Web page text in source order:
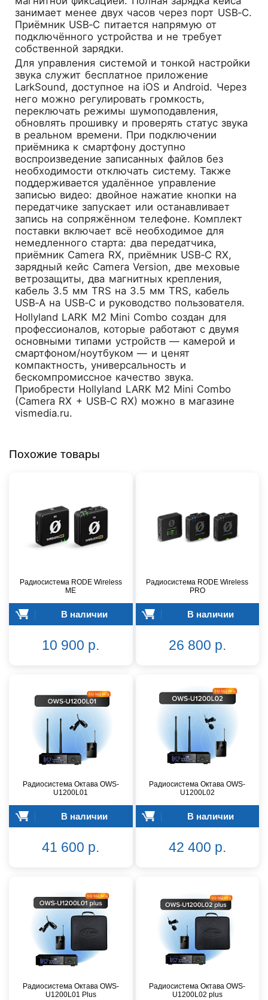
занимает менее двух часов через порт USB‑C.
Приёмник USB‑C питается напрямую от
подключённого устройства и не требует
собственной зарядки.
Для управления системой и тонкой настройки
звука служит бесплатное приложение
LarkSound, доступное на iOS и Android. Через
него можно регулировать громкость,
переключать режимы шумоподавления,
обновлять прошивку и проверять статус звука
в реальном времени. При подключении
приёмника к смартфону доступно
воспроизведение записанных файлов без
необходимости отключать систему. Также
поддерживается удалённое управление
записью видео: двойное нажатие кнопки на
передатчике запускает или останавливает
запись на сопряжённом телефоне. Комплект
поставки включает всё необходимое для
немедленного старта: два передатчика,
приёмник Camera RX, приёмник USB‑C RX,
зарядный кейс Camera Version, две меховые
ветрозащиты, два магнитных крепления,
кабель 3.5 мм TRS на 3.5 мм TRS, кабель
USB‑A на USB‑C и руководство пользователя.
Hollyland LARK M2 Mini Combo создан для
профессионалов, которые работают с двумя
основными типами устройств — камерой и
смартфоном/ноутбуком — и ценят
компактность, универсальность и
бескомпромиссное качество звука.
Приобрести Hollyland LARK M2 Mini Combo
(Camera RX + USB‑C RX) можно в магазине
vismedia.ru.
Похожие товары
Радиосистема RODE Wireless
ME
В наличии
10 900 р.
Радиосистема RODE Wireless
PRO
В наличии
26 800 р.
Радиосистема Октава OWS-
U1200L01
В наличии
41 600 р.
Радиосистема Октава OWS-
U1200L02
В наличии
42 400 р.
Радиосистема Октава OWS-
U1200L01 Plus
Радиосистема Октава OWS-
U1200L02 plus